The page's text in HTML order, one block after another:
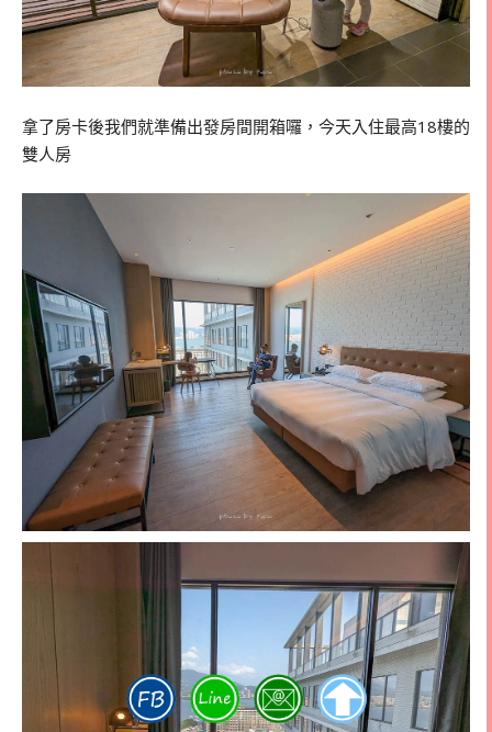
拿了房卡後我們就準備出發房間開箱囉，今天入住最高18樓的
雙人房